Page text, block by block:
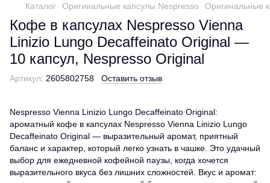
Каталог Оригинальные капсулы Nespresso Оригинальные
Кофе в капсулах Nespresso Vienna
Linizio Lungo Decaffeinato Original —
10 капсул, Nespresso Original
Артикул: 2605802758 Оставить отзыв
Nespresso Vienna Linizio Lungo Decaffeinato Original:
ароматный кофе в капсулах Nespresso Vienna Linizio Lungo
Decaffeinato Original — выразительный аромат, приятный
баланс и характер, который легко узнать в чашке. Это удачный
выбор для ежедневной кофейной паузы, когда хочется
выразительного вкуса без лишних сложностей. Вкус и аромат: